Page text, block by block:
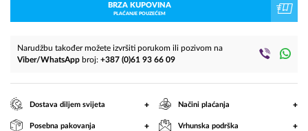
BRZA KUPOVINA
PLAĆANJE POUZEĆEM
Narudžbu također možete izvršiti porukom ili pozivom na
Viber/WhatsApp broj: +387 (0)61 93 66 09
Dostava diljem svijeta + Načini plaćanja +
Posebna pakovanja + Vrhunska podrška +